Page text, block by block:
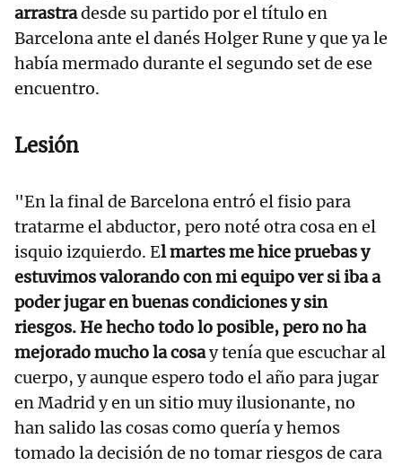
arrastradesde su partido por el título en
Barcelona ante el danés Holger Rune y que ya le
había mermado durante el segundo set de ese
encuentro.
Lesión
"En la final de Barcelona entró el fisio para
tratarme el abductor, pero noté otra cosa en el
isquio izquierdo. El martes me hice pruebas y
estuvimos valorando con mi equipo ver si iba a
poder jugar en buenas condiciones y sin
riesgos. He hecho todo lo posible, pero no ha
mejorado mucho la cosay tenía que escuchar al
cuerpo, y aunque espero todo el año para jugar
en Madrid y en un sitio muy ilusionante, no
han salido las cosas como quería y hemos
tomado la decisión de no tomar riesgos de cara